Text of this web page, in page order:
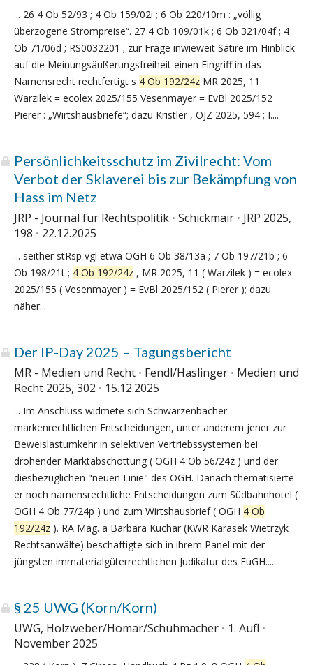
... 26 4 Ob 52/93 ; 4 Ob 159/02i ; 6 Ob 220/10m : „völlig
überzogene Strompreise“. 27 4 Ob 109/01k ; 6 Ob 321/04f ; 4
Ob 71/06d ; RS0032201 ; zur Frage inwieweit Satire im Hinblick
auf die Meinungsäußerungsfreiheit einen Eingriff in das
Namensrecht rechtfertigt s 4 Ob 192/24z MR 2025, 11
Warzilek = ecolex 2025/155 Vesenmayer = EvBl 2025/152
Pierer : „Wirtshausbriefe“; dazu Kristler , ÖJZ 2025, 594 ; I....
Persönlichkeitsschutz im Zivilrecht: Vom
Verbot der Sklaverei bis zur Bekämpfung von
Hass im Netz
JRP - Journal für Rechtspolitik Schickmair
JRP 2025,
198
22.12.2025
... seither stRsp vgl etwa OGH 6 Ob 38/13a ; 7 Ob 197/21b ; 6
Ob 198/21t ; 4 Ob 192/24z , MR 2025, 11 ( Warzilek ) = ecolex
2025/155 ( Vesenmayer ) = EvBl 2025/152 ( Pierer ); dazu
näher...
Der IP-Day 2025 – Tagungsbericht
MR - Medien und Recht Fendl/Haslinger
Medien und
Recht 2025, 302
15.12.2025
... Im Anschluss widmete sich Schwarzenbacher
markenrechtlichen Entscheidungen, unter anderem jener zur
Beweislastumkehr in selektiven Vertriebssystemen bei
drohender Marktabschottung ( OGH 4 Ob 56/24z ) und der
diesbezüglichen "neuen Linie" des OGH. Danach thematisierte
er noch namensrechtliche Entscheidungen zum Südbahnhotel (
OGH 4 Ob 77/24p ) und zum Wirtshausbrief ( OGH 4 Ob
192/24z ). RA Mag. a Barbara Kuchar (KWR Karasek Wietrzyk
Rechtsanwälte) beschäftigte sich in ihrem Panel mit der
jüngsten immaterialgüterrechtlichen Judikatur des EuGH....
§ 25 UWG (Korn/Korn)
UWG, Holzweber/Homar/Schuhmacher
1. Aufl
November 2025